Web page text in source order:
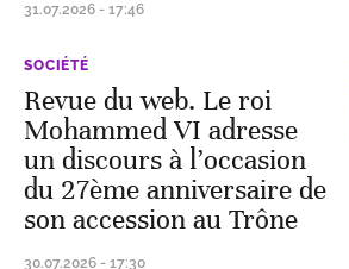
31.07.2026 - 17:46
SOCIÉTÉ
Revue du web. Le roi
Mohammed VI adresse
un discours à l’occasion
du 27ème anniversaire de
son accession au Trône
30.07.2026 - 17:30